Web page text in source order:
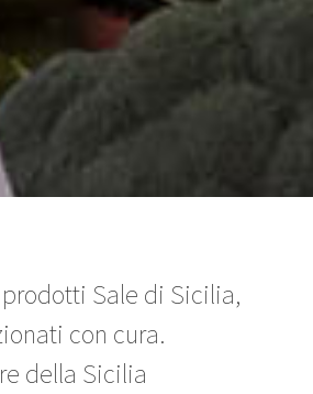
Sale di Sicilia,
con cura.
della Sicilia